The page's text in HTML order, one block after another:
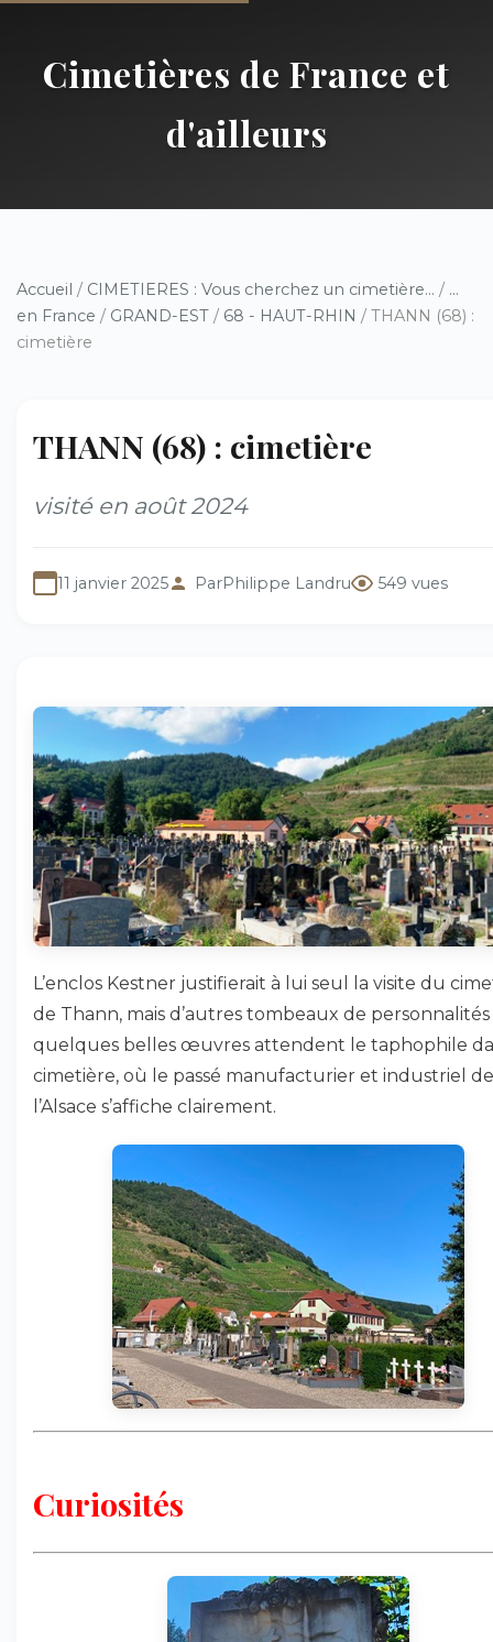
Cimetières de France et
d'ailleurs
Accueil / CIMETIERES : Vous cherchez un cimetière... / ...
en France / GRAND-EST / 68 - HAUT-RHIN / THANN (68) :
cimetière
THANN (68) : cimetière
visité en août 2024
11 janvier 2025 ParPhilippe Landru 549 vues
L’enclos Kestner justifierait à lui seul la visite du
de Thann, mais d’autres tombeaux de
quelques belles œuvres attendent le taphophile
cimetière, où le passé manufacturier et industriel de
l’Alsace s’affiche clairement.
Curiosités